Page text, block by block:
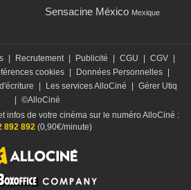
Sensacine México Mexique
| Recrutement | Publicité | CGU | CGV |
cookies | Données Personnelles |
| Les services AlloCiné | Gérer Utiq
| ©AlloCiné
infos de votre cinéma sur le numéro AlloCiné :
892 892 (0,90€/minute)